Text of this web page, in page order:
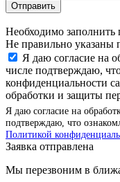
Отправить
Необходимо заполнить
Не правильно указаны
Я даю согласие на
числе подтверждаю,
конфиденциальности
обработки и защиты
Я даю согласие на
подтверждаю, что
Политикой
Заявка отправлена
Мы перезвоним в